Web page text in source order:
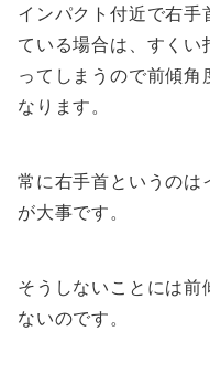
インパクト付近で右手
ている場合は、すく
ってしまうので前傾角
なります。
常に右手首というのは
が大事です。
そうしないことには前
ないのです。